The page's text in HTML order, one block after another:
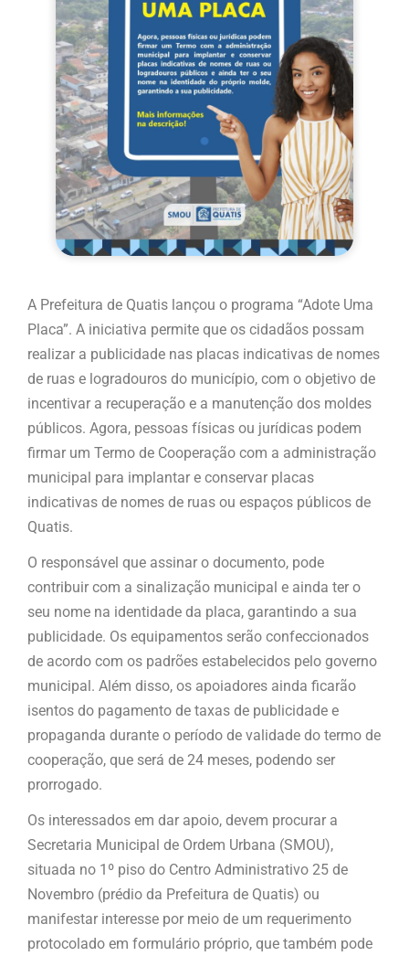
A Prefeitura de Quatis lançou o programa “Adote Uma
Placa”. A iniciativa permite que os cidadãos possam
realizar a publicidade nas placas indicativas de nomes
de ruas e logradouros do município, com o objetivo de
incentivar a recuperação e a manutenção dos moldes
públicos. Agora, pessoas físicas ou jurídicas podem
firmar um Termo de Cooperação com a administração
municipal para implantar e conservar placas
indicativas de nomes de ruas ou espaços públicos de
Quatis.
O responsável que assinar o documento, pode
contribuir com a sinalização municipal e ainda ter o
seu nome na identidade da placa, garantindo a sua
publicidade. Os equipamentos serão confeccionados
de acordo com os padrões estabelecidos pelo governo
municipal. Além disso, os apoiadores ainda ficarão
isentos do pagamento de taxas de publicidade e
propaganda durante o período de validade do termo de
cooperação, que será de 24 meses, podendo ser
prorrogado.
Os interessados em dar apoio, devem procurar a
Secretaria Municipal de Ordem Urbana (SMOU),
situada no 1º piso do Centro Administrativo 25 de
Novembro (prédio da Prefeitura de Quatis) ou
manifestar interesse por meio de um requerimento
protocolado em formulário próprio, que também pode